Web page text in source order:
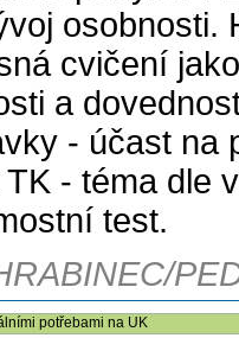
osobnosti.
cvičení
a
- účast na
- téma dle
test.
potřebami na UK